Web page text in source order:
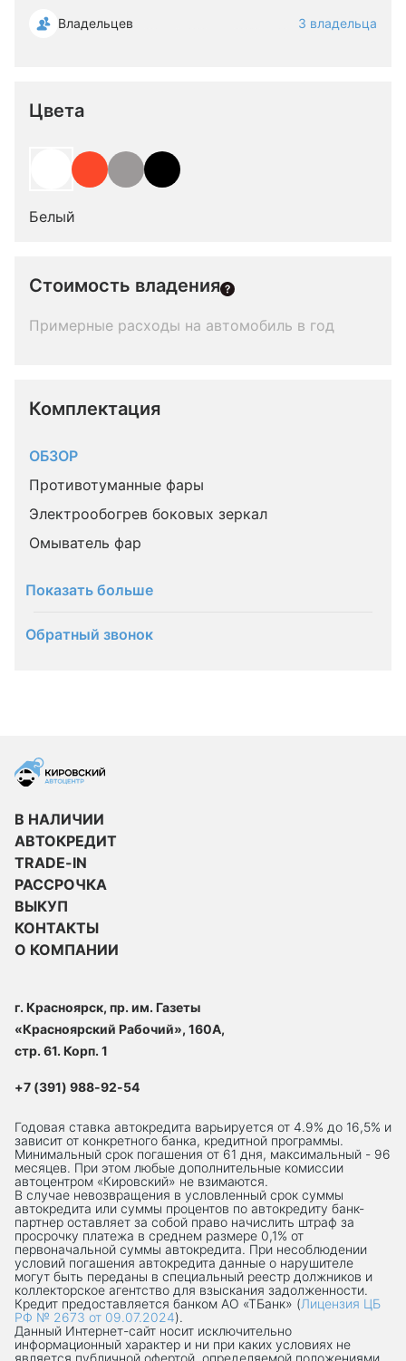
Владельцев 3 владельца
Цвета
Белый
Стоимость владения
Примерные расходы на автомобиль в год
Комплектация
ОБЗОР
Противотуманные фары
Электрообогрев боковых зеркал
Омыватель фар
Показать больше
Обратный звонок
В НАЛИЧИИ
АВТОКРЕДИТ
TRADE-IN
РАССРОЧКА
ВЫКУП
КОНТАКТЫ
О КОМПАНИИ
г. Красноярск, пр. им. Газеты
«Красноярский Рабочий», 160А,
стр. 61. Корп. 1
+7 (391) 988-92-54
Годовая ставка автокредита варьируется от 4.9% до 16,5% и
зависит от конкретного банка, кредитной программы.
Минимальный срок погашения от 61 дня, максимальный - 96
месяцев. При этом любые дополнительные комиссии
автоцентром «Кировский» не взимаются.
В случае невозвращения в условленный срок суммы
автокредита или суммы процентов по автокредиту банк-
партнер оставляет за собой право начислить штраф за
просрочку платежа в среднем размере 0,1% от
первоначальной суммы автокредита. При несоблюдении
условий погашения автокредита данные о нарушителе
могут быть переданы в специальный реестр должников и
коллекторское агентство для взыскания задолженности.
Кредит предоставляется банком АО «ТБанк» (Лицензия ЦБ
РФ № 2673 от 09.07.2024).
Данный Интернет-сaйт носит исключительно
информационный характер и ни при каких условиях не
является публичной офертой, определяемой положениями